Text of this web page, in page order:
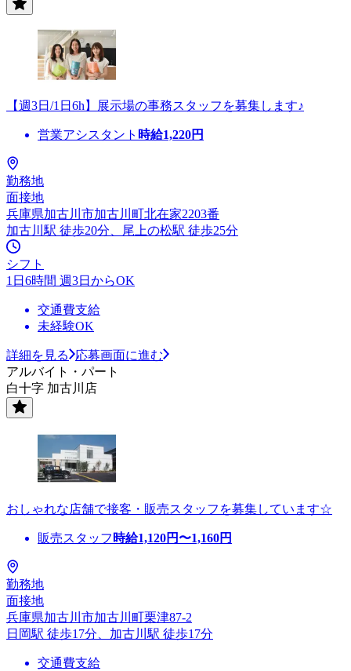
【週3日/1日6h】展示場の事務スタッフを募集します♪
営業アシスタント 時給1,220円
勤務地
面接地
兵庫県加古川市加古川町北在家2203番
加古川駅 徒歩20分、尾上の松駅 徒歩25分
シフト
1日6時間 週3日からOK
交通費支給
未経験OK
詳細を見る
応募画面に進む
アルバイト・パート
白十字 加古川店
おしゃれな店舗で接客・販売スタッフを募集しています☆
販売スタッフ 時給1,120円〜1,160円
勤務地
面接地
兵庫県加古川市加古川町栗津87-2
日岡駅 徒歩17分、加古川駅 徒歩17分
交通費支給